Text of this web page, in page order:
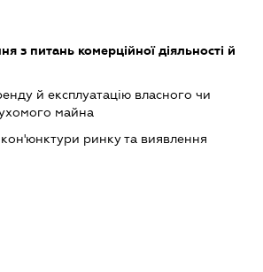
з питань комерційної діяльності й
й експлуатацію власного чи
майна
ринку та виявлення